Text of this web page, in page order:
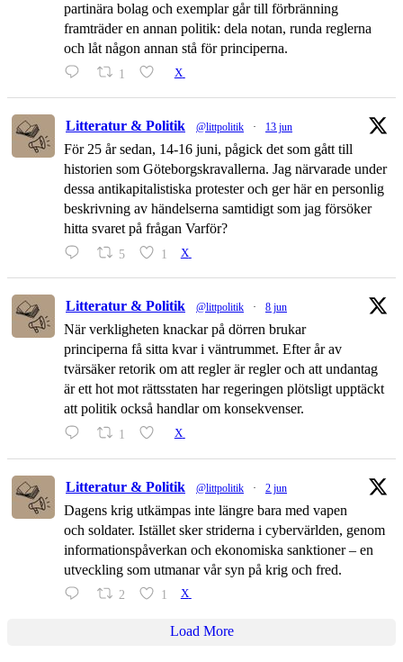
partinära bolag och exemplar går till förbränning
framträder en annan politik: dela notan, runda reglerna
och låt någon annan stå för principerna.
1 X
Litteratur & Politik @littpolitik · 13 jun
För 25 år sedan, 14-16 juni, pågick det som gått till
historien som Göteborgskravallerna. Jag närvarade under
dessa antikapitalistiska protester och ger här en personlig
beskrivning av händelserna samtidigt som jag försöker
hitta svaret på frågan Varför?
5 1 X
Litteratur & Politik @littpolitik · 8 jun
När verkligheten knackar på dörren brukar
principerna få sitta kvar i väntrummet. Efter år av
tvärsäker retorik om att regler är regler och att undantag
är ett hot mot rättsstaten har regeringen plötsligt upptäckt
att politik också handlar om konsekvenser.
1 X
Litteratur & Politik @littpolitik · 2 jun
Dagens krig utkämpas inte längre bara med vapen
och soldater. Istället sker striderna i cybervärlden, genom
informationspåverkan och ekonomiska sanktioner – en
utveckling som utmanar vår syn på krig och fred.
2 1 X
Load More